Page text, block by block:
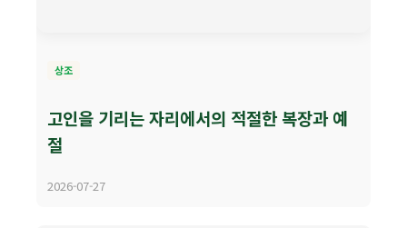
상조
고인을 기리는 자리에서의 적절한 복장과 예
절
2026-07-27